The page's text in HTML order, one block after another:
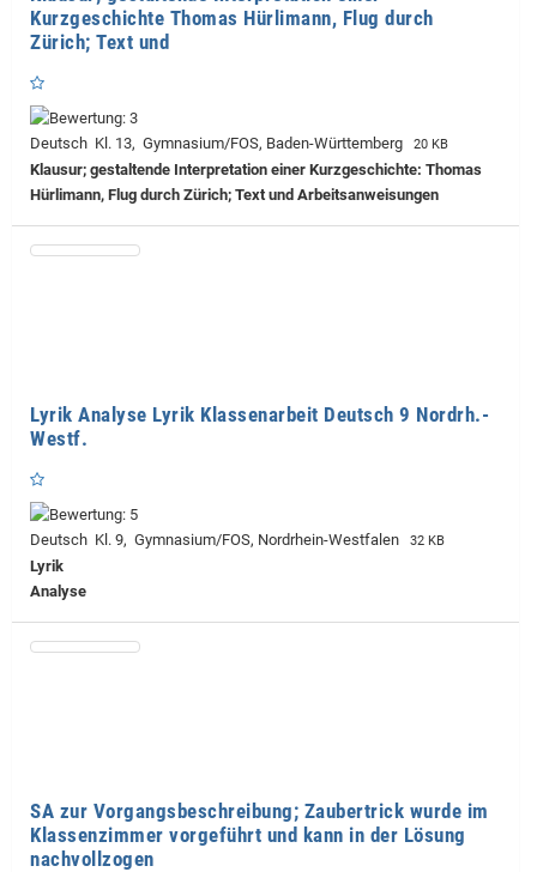
Kurzgeschichte Thomas Hürlimann, Flug durch
Zürich; Text und
Deutsch Kl. 13, Gymnasium/FOS, Baden-Württemberg 20 KB
Klausur; gestaltende Interpretation einer Kurzgeschichte: Thomas
Hürlimann, Flug durch Zürich; Text und Arbeitsanweisungen
Lyrik Analyse Lyrik Klassenarbeit Deutsch 9 Nordrh.-
Westf.
Deutsch Kl. 9, Gymnasium/FOS, Nordrhein-Westfalen 32 KB
Lyrik
Analyse
SA zur Vorgangsbeschreibung; Zaubertrick wurde im
Klassenzimmer vorgeführt und kann in der Lösung
nachvollzogen